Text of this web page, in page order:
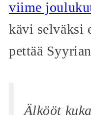
viime
kävi selväksi
pettää
Älkööt